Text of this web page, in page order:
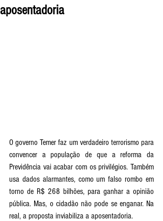
aposentadoria
O governo Temer faz um verdadeiro terrorismo para
convencer a população de que a reforma da
Previdência vai acabar com os privilégios. Também
usa dados alarmantes, como um falso rombo em
torno de R$ 268 bilhões, para ganhar a opinião
pública. Mas, o cidadão não pode se enganar. Na
real, a proposta inviabiliza a aposentadoria.